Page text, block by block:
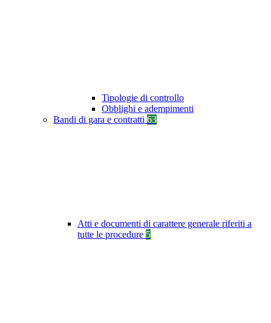
Tipologie di controllo
Obblighi e adempimenti
Bandi di gara e contratti 63
Atti e documenti di carattere generale riferiti a
tutte le procedure 5